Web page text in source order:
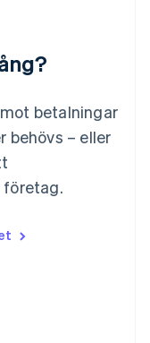
betalningar
behövs – eller